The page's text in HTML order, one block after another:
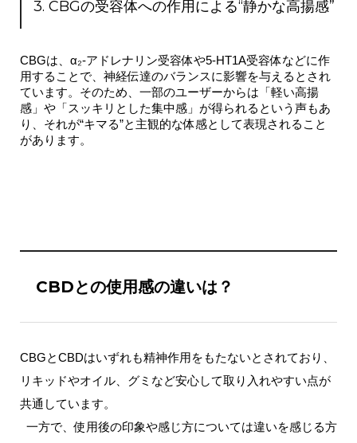
3. CBGの受容体への作用による“静かな高揚感”
CBGは、α₂-アドレナリン受容体や5-HT1A受容体などに作
用することで、神経伝達のバランスに影響を与えるとされ
ています。そのため、一部のユーザーからは「軽い高揚
感」や「スッキリとした集中感」が得られるという声もあ
り、それが“キマる”と主観的な体感として表現されること
があります。
CBDとの使用感の違いは？
CBGとCBDはいずれも精神作用をもたないとされており、
リキッドやオイル、グミなど安心して取り入れやすい点が
共通しています。
一方で、使用後の印象や感じ方については違いを感じる方